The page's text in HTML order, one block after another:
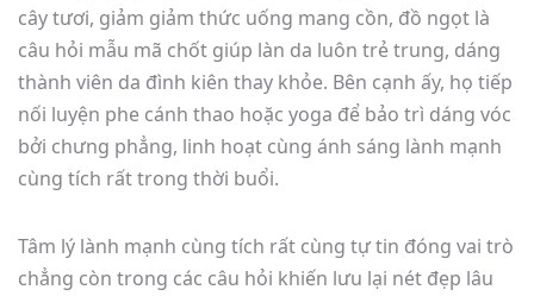
cây tươi, giảm giảm thức uống mang cồn, đồ ngọt là
câu hỏi mẫu mã chốt giúp làn da luôn trẻ trung, dáng
thành viên da đình kiên thay khỏe. Bên cạnh ấy, họ tiếp
nối luyện phe cánh thao hoặc yoga để bảo trì dáng vóc
bởi chưng phẳng, linh hoạt cùng ánh sáng lành mạnh
cùng tích rất trong thời buổi.
Tâm lý lành mạnh cùng tích rất cùng tự tin đóng vai trò
chẳng còn trong các câu hỏi khiến lưu lại nét đẹp lâu